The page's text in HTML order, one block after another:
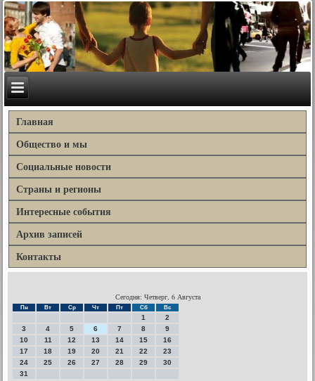
Главная
Общество и мы
Социальные новости
Страны и регионы
Интересные события
Архив записей
Контакты
Сегодня: Четверг, 6 Августа
Пн Вт Ср Чт Пт Сб Вс
1
2
3
4 5 6 7 8
9
10
11 12 13 14 15
16
17
18 19 20 21 22
23
24
25 26 27 28 29
30
31